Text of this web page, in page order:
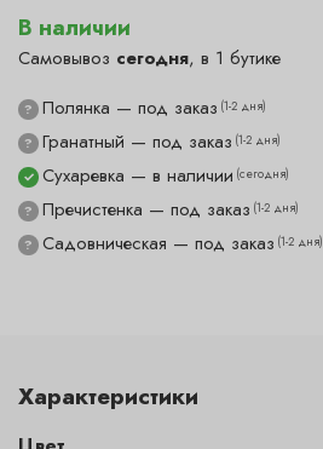
В наличии
Самовывоз сегодня, в 1 бутике
? Гранатный — под заказ (1-2 дня)
? Полянка — под заказ (1-2 дня)
? Пречистенка — под заказ (1-2 дня)
? Садовническая — под заказ (1-2 дня)
✓ Сухаревка — в наличии (сегодня)
Характеристики